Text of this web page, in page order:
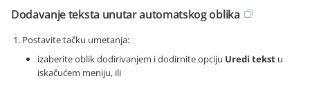
Dodavanje teksta unutar automatskog oblika
Postavite tačku umetanja:
izaberite oblik dodirivanjem i dodirnite opciju Uredi tekst u
iskačućem meniju, ili